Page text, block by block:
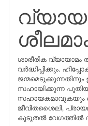
ശാരീരിക വ്യായാമം
വർദ്ധിപ്പിക്കും.
സഹായിക്കുന്ന
സഹായകമാവുകയും
ജീവിതശൈലി,
കൂടുതൽ വേഗത്തിൽ